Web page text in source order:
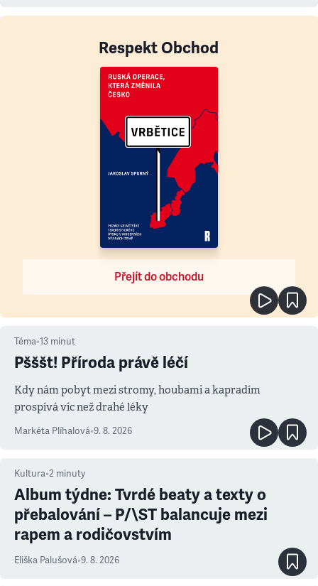
Respekt Obchod
Přejít do obchodu
Téma•13 minut
Pšššt! Příroda právě léčí
Kdy nám pobyt mezi stromy, houbami a kapradím
prospívá víc než drahé léky
Markéta Plíhalová•9. 8. 2026
Kultura•2 minuty
Album týdne: Tvrdé beaty a texty o
přebalování – P/\ST balancuje mezi
rapem a rodičovstvím
Eliška Palušová•9. 8. 2026